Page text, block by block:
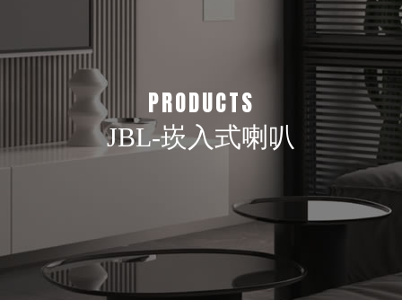
JBL-崁入式喇叭